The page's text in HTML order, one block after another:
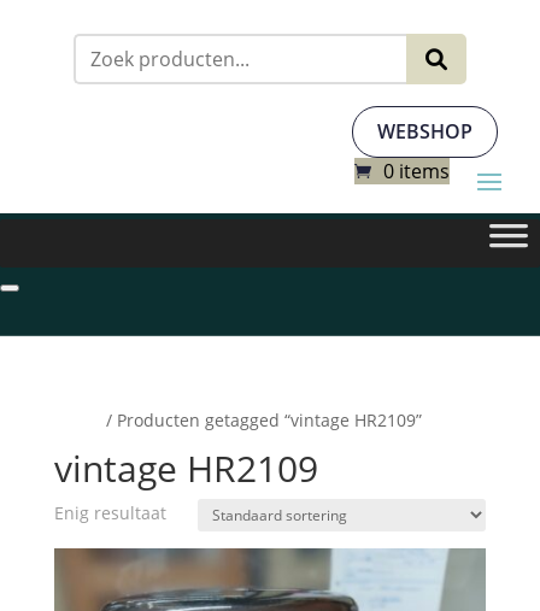
WEBSHOP
0 items
/ Producten getagged “vintage HR2109”
vintage HR2109
Enig resultaat